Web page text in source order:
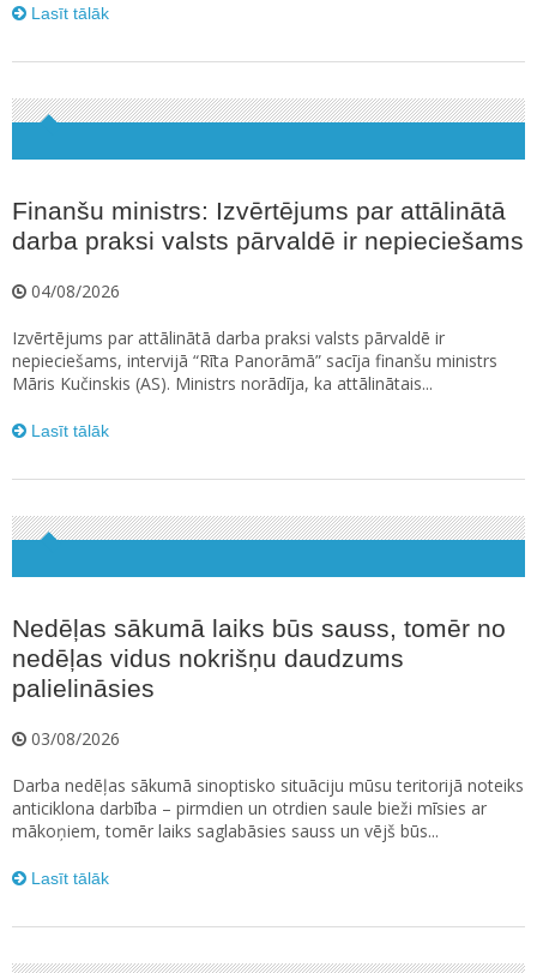
Lasīt tālāk
Finanšu ministrs: Izvērtējums par attālinātā
darba praksi valsts pārvaldē ir nepieciešams
04/08/2026
Izvērtējums par attālinātā darba praksi valsts pārvaldē ir
nepieciešams, intervijā “Rīta Panorāmā” sacīja finanšu ministrs
Māris Kučinskis (AS). Ministrs norādīja, ka attālinātais...
Lasīt tālāk
Nedēļas sākumā laiks būs sauss, tomēr no
nedēļas vidus nokrišņu daudzums
palielināsies
03/08/2026
Darba nedēļas sākumā sinoptisko situāciju mūsu teritorijā noteiks
anticiklona darbība – pirmdien un otrdien saule bieži mīsies ar
mākoņiem, tomēr laiks saglabāsies sauss un vējš būs...
Lasīt tālāk